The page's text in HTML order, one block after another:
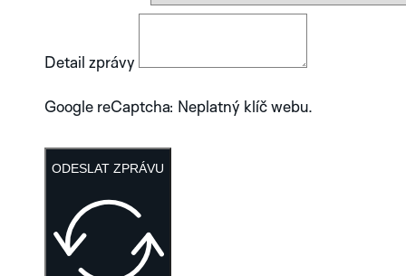
Detail zprávy
Google reCaptcha: Neplatný klíč webu.
ODESLAT ZPRÁVU